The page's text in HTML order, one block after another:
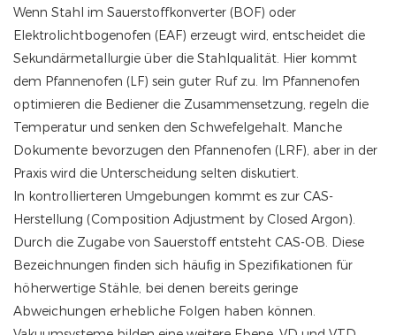
Wenn Stahl im Sauerstoffkonverter (BOF) oder
Elektrolichtbogenofen (EAF) erzeugt wird, entscheidet die
Sekundärmetallurgie über die Stahlqualität. Hier kommt
dem Pfannenofen (LF) sein guter Ruf zu. Im Pfannenofen
optimieren die Bediener die Zusammensetzung, regeln die
Temperatur und senken den Schwefelgehalt. Manche
Dokumente bevorzugen den Pfannenofen (LRF), aber in der
Praxis wird die Unterscheidung selten diskutiert.
In kontrollierteren Umgebungen kommt es zur CAS-
Herstellung (Composition Adjustment by Closed Argon).
Durch die Zugabe von Sauerstoff entsteht CAS-OB. Diese
Bezeichnungen finden sich häufig in Spezifikationen für
höherwertige Stähle, bei denen bereits geringe
Abweichungen erhebliche Folgen haben können.